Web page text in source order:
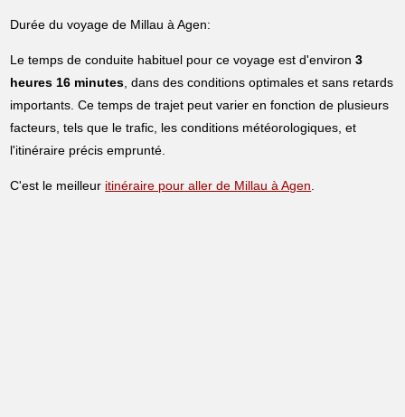
Durée du voyage de Millau à Agen:
Le temps de conduite habituel pour ce voyage est d'environ3
heures 16 minutes, dans des conditions optimales et sans retards
importants. Ce temps de trajet peut varier en fonction de plusieurs
facteurs, tels que le trafic, les conditions météorologiques, et
l'itinéraire précis emprunté.
C'est le meilleur itinéraire pour aller de Millau à Agen.